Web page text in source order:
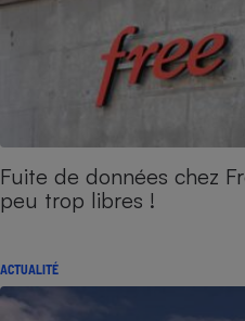
Fuite de données chez
peu trop libres !
ACTUALITÉ